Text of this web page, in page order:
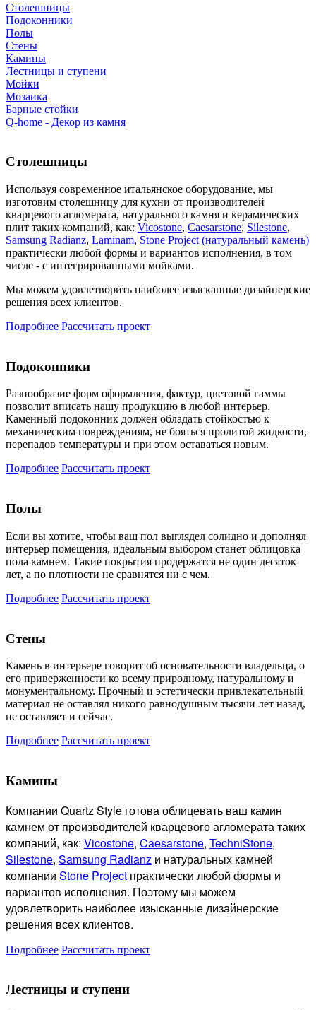
Столешницы
Подоконники
Полы
Стены
Камины
Лестницы и ступени
Мойки
Мозаика
Барные стойки
Q-home - Декор из камня
Столешницы
Используя современное итальянское оборудование, мы
изготовим столешницу для кухни от производителей
кварцевого агломерата, натурального камня и керамических
плит таких компаний, как: Vicostone, Caesarstone, Silestone,
Samsung Radianz, Laminam, Stone Project (натуральный камень)
практически любой формы и вариантов исполнения, в том
числе - с интегрированными мойками.
Мы можем удовлетворить наиболее изысканные дизайнерские
решения всех клиентов.
Подробнее Рассчитать проект
Подоконники
Разнообразие форм оформления, фактур, цветовой гаммы
позволит вписать нашу продукцию в любой интерьер.
Каменный подоконник должен обладать стойкостью к
механическим повреждениям, не бояться пролитой жидкости,
перепадов температуры и при этом оставаться новым.
Подробнее Рассчитать проект
Полы
Если вы хотите, чтобы ваш пол выглядел солидно и дополнял
интерьер помещения, идеальным выбором станет облицовка
пола камнем. Такие покрытия продержатся не один десяток
лет, а по плотности не сравнятся ни с чем.
Подробнее Рассчитать проект
Стены
Камень в интерьере говорит об основательности владельца, о
его приверженности ко всему природному, натуральному и
монументальному. Прочный и эстетически привлекательный
материал не оставлял никого равнодушным тысячи лет назад,
не оставляет и сейчас.
Подробнее Рассчитать проект
Камины
Компании Quartz Style готоваоблицевать ваш камин
камнем от производителей кварцевого агломерата таких
компаний, как: Vicostone, Caesarstone, TechniStone,
Silestone, Samsung Radianz и натуральных камней
компании Stone Project практически любой формы и
вариантов исполнения. Поэтому мы можем
удовлетворить наиболее изысканные дизайнерские
решения всех клиентов.
Подробнее Рассчитать проект
Лестницы и ступени